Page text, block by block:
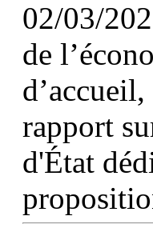
02/03/
de
rapport
d'État